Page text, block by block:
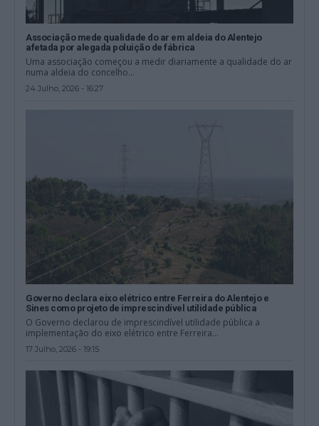
Associação mede qualidade do ar em aldeia do Alentejo
afetada por alegada poluição de fábrica
Uma associação começou a medir diariamente a qualidade do ar
numa aldeia do concelho...
24 Julho, 2026 - 16:27
Governo declara eixo elétrico entre Ferreira do Alentejo e
Sines como projeto de imprescindível utilidade pública
O Governo declarou de imprescindível utilidade pública a
implementação do eixo elétrico entre Ferreira...
17 Julho, 2026 - 19:15